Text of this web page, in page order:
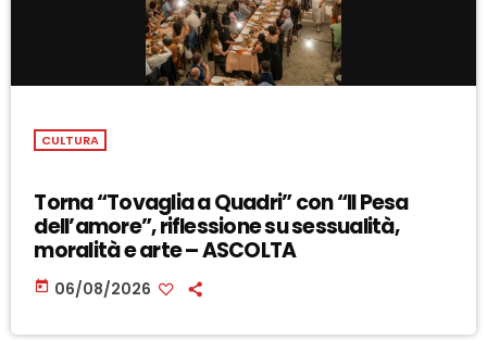
CULTURA
Torna “Tovaglia a Quadri” con “Il Pesa
dell’amore”, riflessione su sessualità,
moralità e arte – ASCOLTA
today 06/08/2026